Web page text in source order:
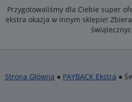
Przygotowaliśmy dla Ciebie super
ekstra okazja w innym sklepie!
Strona Główna ● PAYBACK Ekstra ●